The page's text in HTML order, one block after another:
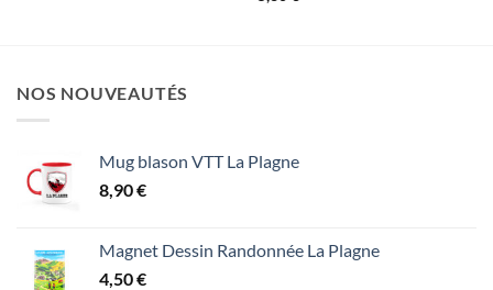
NOS NOUVEAUTÉS
Mug blason VTT La Plagne
8,90€
Magnet Dessin Randonnée La Plagne
4,50€